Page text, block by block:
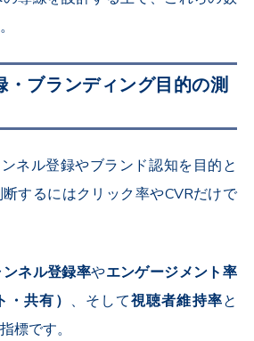
・ブランディング目的の測
ネル登録やブランド認知を目的と
するにはクリック率やCVRだけで
ネル登録率やエンゲージメント率
・共有） 、そして視聴者維持率と
標です。